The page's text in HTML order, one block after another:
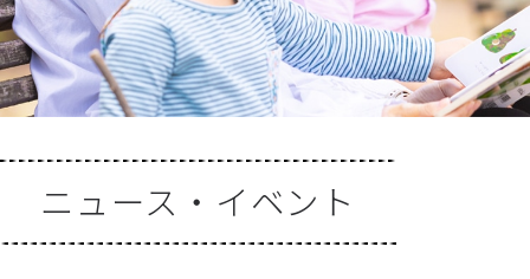
ニュース・イベント